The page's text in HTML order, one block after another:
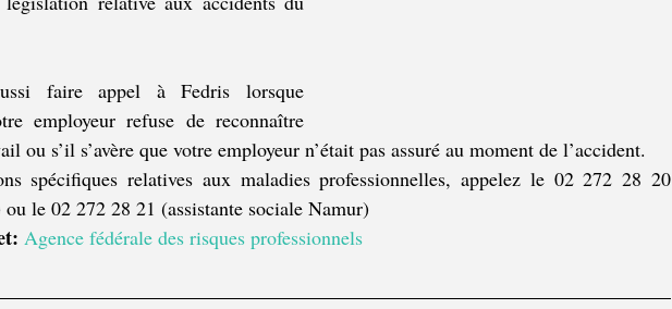
faire appel à Fedris lorsque
employeur refuse de reconnaître
ou s’il s’avère que votre employeur n’était pas assuré au moment de l’accident.
spécifiques relatives aux maladies professionnelles, appelez le 02 272 28 20
le 02 272 28 21 (assistante sociale Namur)
Agence fédérale des risques professionnels